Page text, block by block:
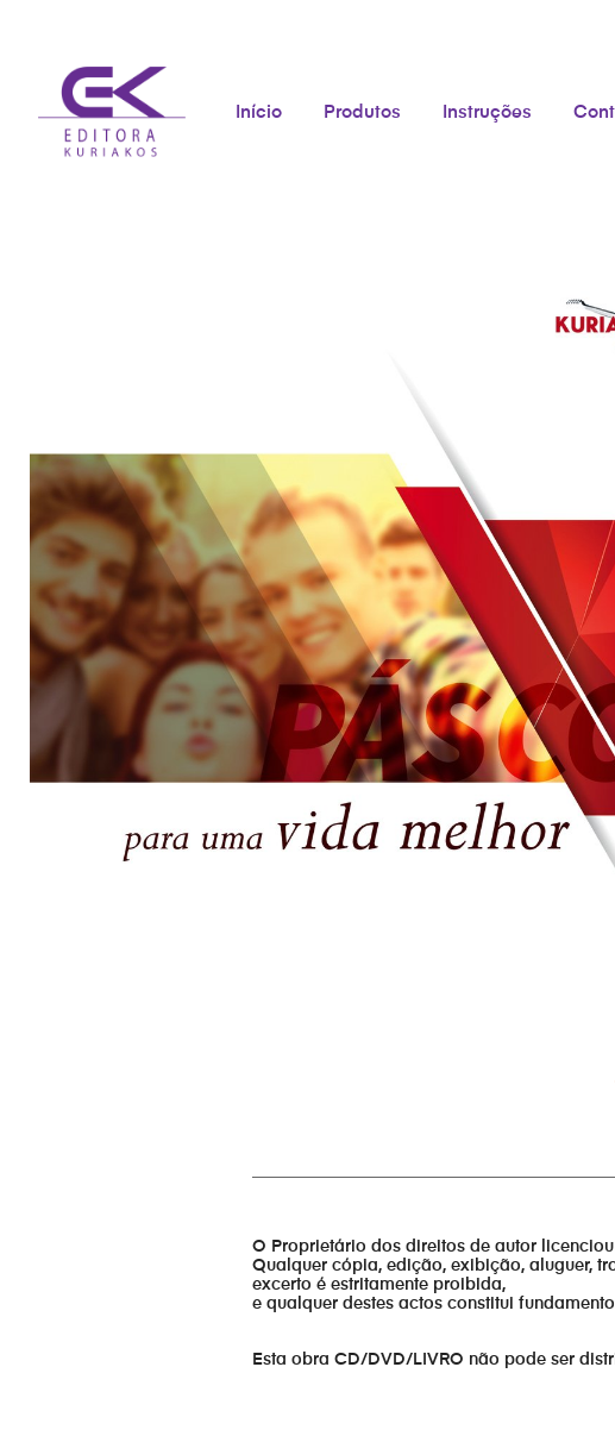
Início Produtos Instruções
O Proprietário dos direitos de autor
Qualquer cópia, edição, exibição, aluguer,
excerto é estritamente proibida,
e qualquer destes actos constitui
Esta obra CD/DVD/LIVRO não pode ser